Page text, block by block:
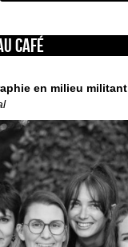
café
en milieu militant